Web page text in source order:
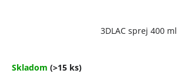
3DLAC sprej 400 ml
4,7
Skladom (>15 ks)